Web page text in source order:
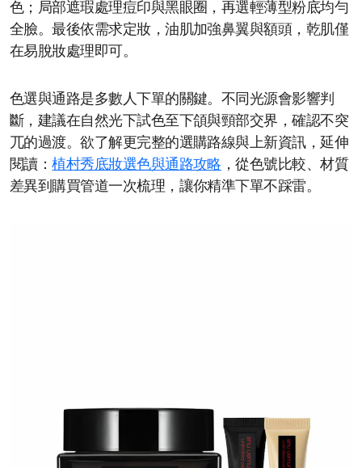
色；局部遮瑕處理痘印與黑眼圈，再選輕薄型粉底均勻
全臉。最後依需求定妝，油肌加強鼻翼與額頭，乾肌僅
在易脫妝處理即可。
色選與通路是多數人下單的關鍵。不同光源會影響判
斷，建議在自然光下試色至下頜與頸部交界，確認不突
兀的過渡。欲了解更完整的選購路線與上新資訊，延伸
閱讀：植村秀底妝選色與通路攻略 ，從色號比較、材質
差異到購買管道一次梳理，讓你精準下單不踩雷。